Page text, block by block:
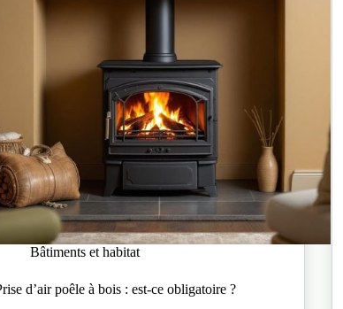
Bâtiments et habitat
d’air poêle à bois : est-ce obligatoire ?